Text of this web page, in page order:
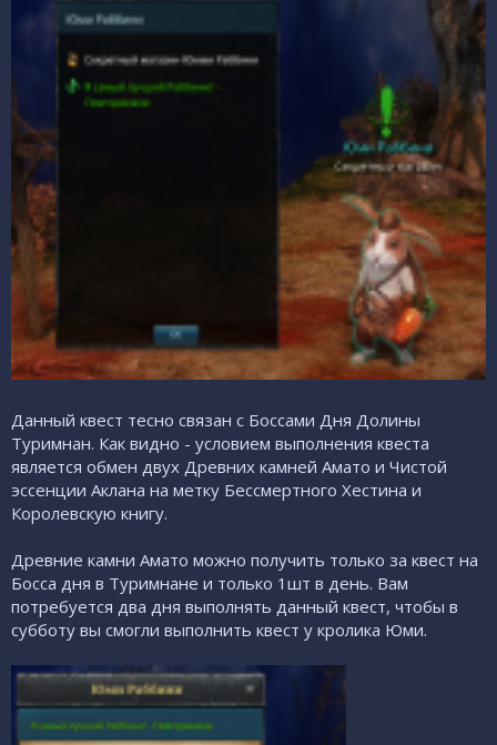
Данный квест тесно связан с Боссами Дня Долины
Туримнан. Как видно - условием выполнения квеста
является обмен двух Древних камней Амато и Чистой
эссенции Аклана на метку Бессмертного Хестина и
Королевскую книгу.
Древние камни Амато можно получить только за квест на
Босса дня в Туримнане и только 1шт в день. Вам
потребуется два дня выполнять данный квест, чтобы в
субботу вы смогли выполнить квест у кролика Юми.